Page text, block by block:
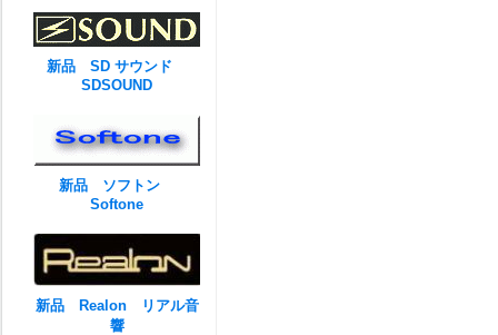
新品 SD サウンド
SDSOUND
新品 ソフトン
Softone
新品 Realon リアル音
響